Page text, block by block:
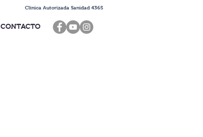
CONTACTO
Clinica Autorizada Sanidad 4365